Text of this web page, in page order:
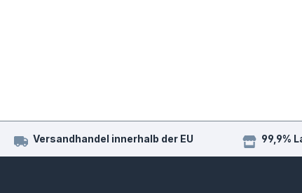
Versandhandel innerhalb der EU 99,9%